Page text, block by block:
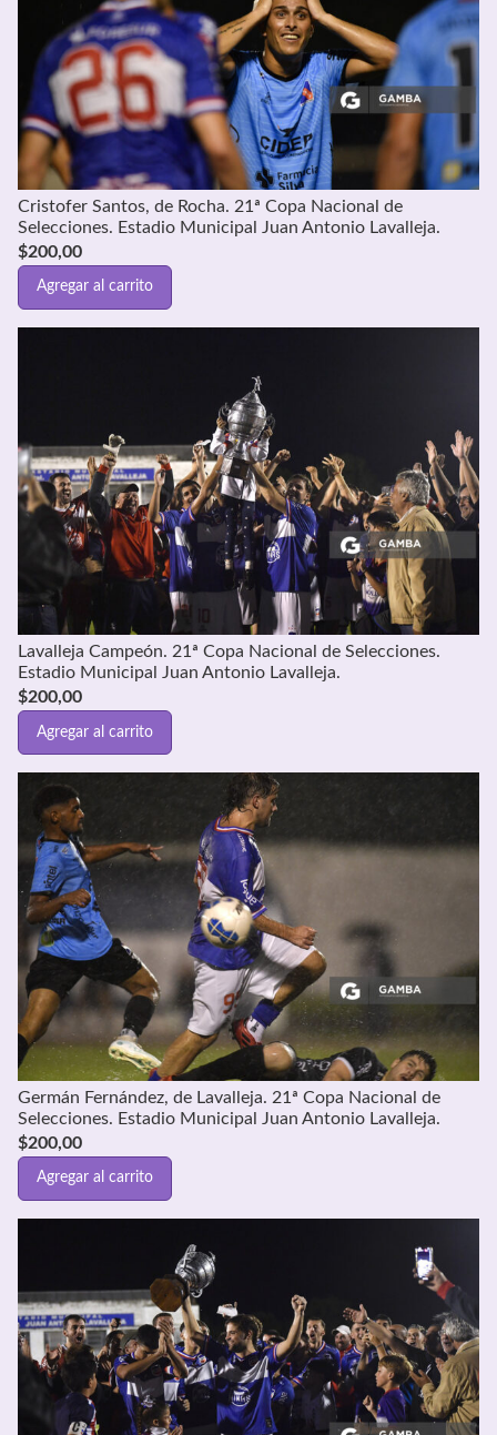
Cristofer Santos, de Rocha. 21ª Copa Nacional de
Selecciones. Estadio Municipal Juan Antonio Lavalleja.
$200,00
Agregar al carrito
Lavalleja Campeón. 21ª Copa Nacional de Selecciones.
Estadio Municipal Juan Antonio Lavalleja.
$200,00
Agregar al carrito
Germán Fernández, de Lavalleja. 21ª Copa Nacional de
Selecciones. Estadio Municipal Juan Antonio Lavalleja.
$200,00
Agregar al carrito